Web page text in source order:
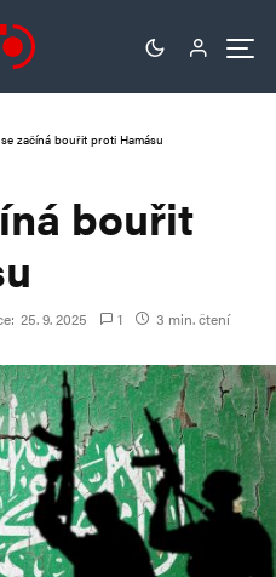
se začíná bouřit proti Hamásu
bouřit
25. 9. 2025 1 3 min. čtení